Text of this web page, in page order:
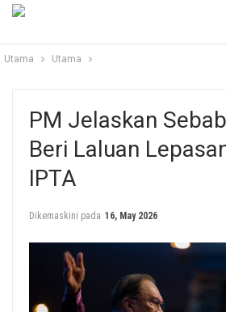
Utama Utama
PM Jelaskan
Beri Laluan
IPTA
Dikemaskini pada 16, May 2026